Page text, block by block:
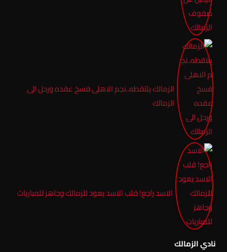
الزمالك يلتقطه..نجم الاهلى فسخ عقده ورحل الى
الزمالك
الاسد راجع! قلب الاسد يعود للزمالك وجاهز للمباريات
نادي الزمالك